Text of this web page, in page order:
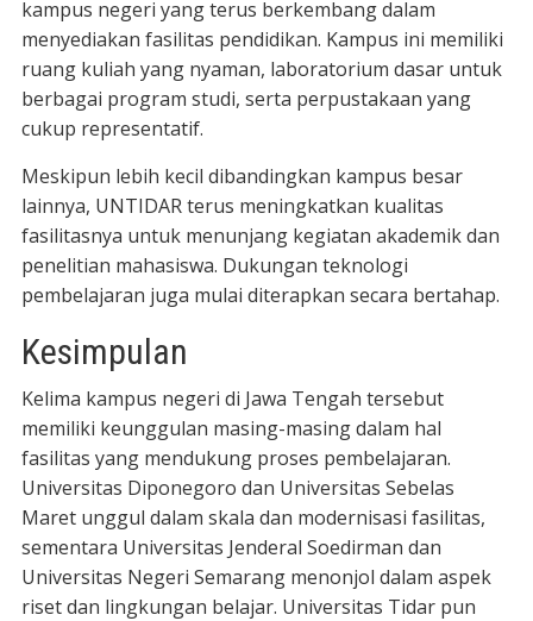
kampus negeri yang terus berkembang dalam
menyediakan fasilitas pendidikan. Kampus ini memiliki
ruang kuliah yang nyaman, laboratorium dasar untuk
berbagai program studi, serta perpustakaan yang
cukup representatif.
Meskipun lebih kecil dibandingkan kampus besar
lainnya, UNTIDAR terus meningkatkan kualitas
fasilitasnya untuk menunjang kegiatan akademik dan
penelitian mahasiswa. Dukungan teknologi
pembelajaran juga mulai diterapkan secara bertahap.
Kesimpulan
Kelima kampus negeri di Jawa Tengah tersebut
memiliki keunggulan masing-masing dalam hal
fasilitas yang mendukung proses pembelajaran.
Universitas Diponegoro dan Universitas Sebelas
Maret unggul dalam skala dan modernisasi fasilitas,
sementara Universitas Jenderal Soedirman dan
Universitas Negeri Semarang menonjol dalam aspek
riset dan lingkungan belajar. Universitas Tidar pun